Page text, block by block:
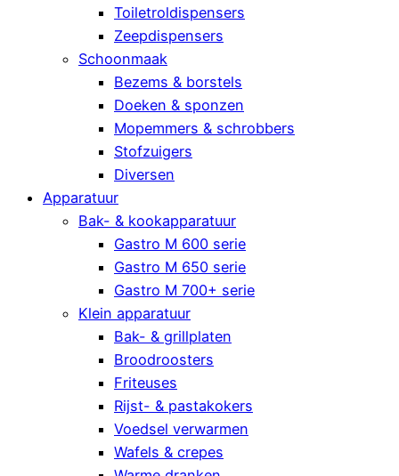
Toiletroldispensers
Zeepdispensers
Schoonmaak
Bezems & borstels
Doeken & sponzen
Mopemmers & schrobbers
Stofzuigers
Diversen
Apparatuur
Bak- & kookapparatuur
Gastro M 600 serie
Gastro M 650 serie
Gastro M 700+ serie
Klein apparatuur
Bak- & grillplaten
Broodroosters
Friteuses
Rijst- & pastakokers
Voedsel verwarmen
Wafels & crepes